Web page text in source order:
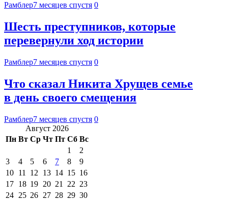
Рамблер7 месяцев спустя 0
Шесть преступников, которые
перевернули ход истории
Рамблер7 месяцев спустя 0
Что сказал Никита Хрущев семье
в день своего смещения
Рамблер7 месяцев спустя 0
Август 2026
Пн Вт Ср Чт Пт Сб Вс
1
2
3
4 5 6 7 8
9
10 11 12 13 14 15 16
17 18 19 20 21 22 23
24 25 26 27 28 29 30